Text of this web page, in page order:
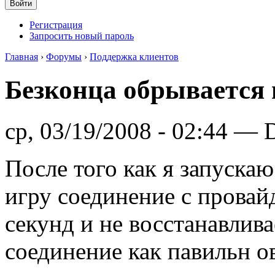
Регистрация
Запросить новый пароль
Главная › Форумы › Поддержка клиентов
Безконца обрывается
ср, 03/19/2008 - 02:44 —
После того как я
игру соединение с
секунд и не
соединение как павильн